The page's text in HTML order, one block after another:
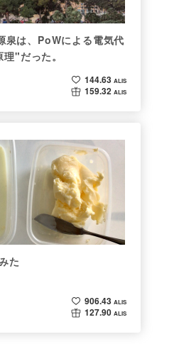
は、PoWによる電気代
"だった。
144.63 ALIS
159.32 ALIS
た
906.43 ALIS
127.90 ALIS